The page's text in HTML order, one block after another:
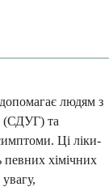
людям з
(СДУГ) та
Ці ліки-
певних хімічних